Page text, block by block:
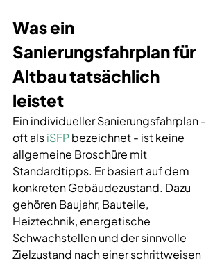
Was ein
Sanierungsfahrplan für
Altbau tatsächlich
leistet
Ein individueller Sanierungsfahrplan -
oft als iSFP bezeichnet - ist keine
allgemeine Broschüre mit
Standardtipps. Er basiert auf dem
konkreten Gebäudezustand. Dazu
gehören Baujahr, Bauteile,
Heiztechnik, energetische
Schwachstellen und der sinnvolle
Zielzustand nach einer schrittweisen